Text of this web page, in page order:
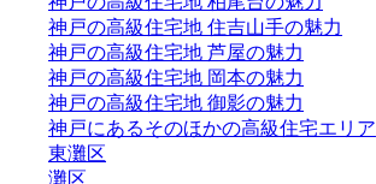
神戸の高級住宅地 住吉山手の魅力
神戸の高級住宅地 芦屋の魅力
神戸の高級住宅地 岡本の魅力
神戸の高級住宅地 御影の魅力
神戸にあるそのほかの高級住宅エリア
東灘区
灘区